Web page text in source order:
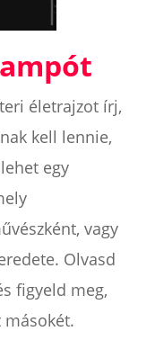
életrajzot írj,
kell lennie,
egy
vagy
Olvasd
figyeld meg,